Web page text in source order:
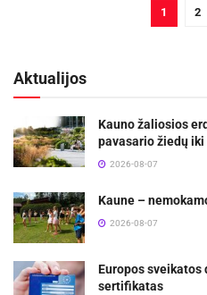
1 2
Aktualijos
Kauno žaliosios
pavasario žiedų
2026-08-07
Kaune –
2026-08-07
Europos
sertifikatas